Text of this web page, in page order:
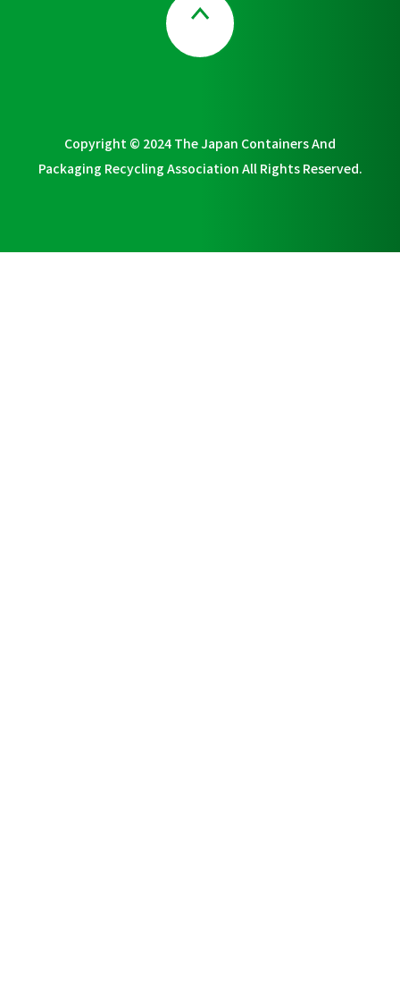
Copyright © 2024 The Japan Containers And
Packaging Recycling Association All Rights Reserved.